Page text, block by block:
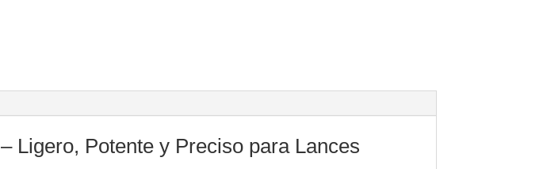
Ligero, Potente y Preciso para Lances